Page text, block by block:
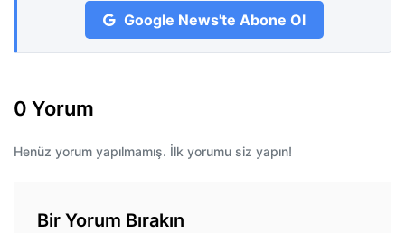
Google News'te Abone Ol
0 Yorum
Henüz yorum yapılmamış. İlk yorumu siz yapın!
Bir Yorum Bırakın